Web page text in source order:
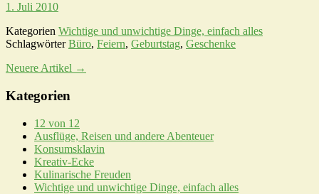
1. Juli 2010
Kategorien Wichtige und unwichtige Dinge, einfach alles
SchlagwörterBüro, Feiern, Geburtstag, Geschenke
Neuere Artikel →
Kategorien
12 von 12
Ausflüge, Reisen und andere Abenteuer
Konsumsklavin
Kreativ-Ecke
Kulinarische Freuden
Wichtige und unwichtige Dinge, einfach alles